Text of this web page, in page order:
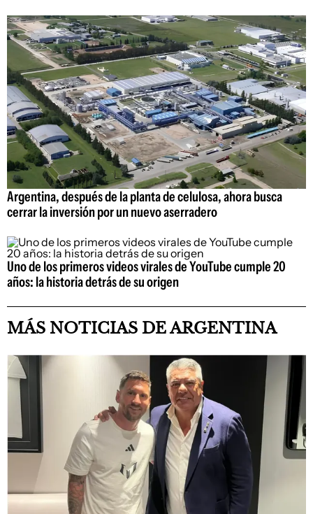
Argentina, después de la planta de celulosa, ahora busca
cerrar la inversión por un nuevo aserradero
Uno de los primeros videos virales de YouTube cumple 20
años: la historia detrás de su origen
MÁS NOTICIAS DE ARGENTINA